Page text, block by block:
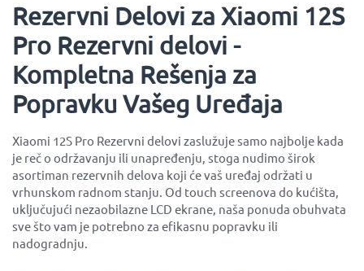
Rezervni Delovi za Xiaomi 12S
Pro Rezervni delovi -
Kompletna Rešenja za
Popravku Vašeg Uređaja
Xiaomi 12S Pro Rezervni delovi zaslužuje samo najbolje kada
je reč o održavanju ili unapređenju, stoga nudimo širok
asortiman rezervnih delova koji će vaš uređaj održati u
vrhunskom radnom stanju. Od touch screenova do kućišta,
uključujući nezaobilazne LCD ekrane, naša ponuda obuhvata
sve što vam je potrebno za efikasnu popravku ili
nadogradnju.